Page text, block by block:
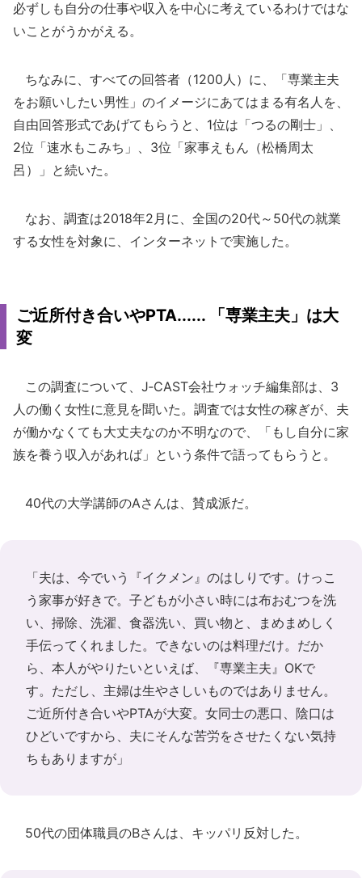
必ずしも自分の仕事や収入を中心に考えているわけではな
いことがうかがえる。
ちなみに、すべての回答者（1200人）に、「専業主夫
をお願いしたい男性」のイメージにあてはまる有名人を、
自由回答形式であげてもらうと、1位は「つるの剛士」、
2位「速水もこみち」、3位「家事えもん（松橋周太
呂）」と続いた。
なお、調査は2018年2月に、全国の20代～50代の就業
する女性を対象に、インターネットで実施した。
ご近所付き合いやPTA...... 「専業主夫」は大
変
この調査について、J‐CAST会社ウォッチ編集部は、3
人の働く女性に意見を聞いた。調査では女性の稼ぎが、夫
が働かなくても大丈夫なのか不明なので、「もし自分に家
族を養う収入があれば」という条件で語ってもらうと。
40代の大学講師のAさんは、賛成派だ。
「夫は、今でいう『イクメン』のはしりです。けっこ
う家事が好きで。子どもが小さい時には布おむつを洗
い、掃除、洗濯、食器洗い、買い物と、まめまめしく
手伝ってくれました。できないのは料理だけ。だか
ら、本人がやりたいといえば、『専業主夫』OKで
す。ただし、主婦は生やさしいものではありません。
ご近所付き合いやPTAが大変。女同士の悪口、陰口は
ひどいですから、夫にそんな苦労をさせたくない気持
ちもありますが」
50代の団体職員のBさんは、キッパリ反対した。